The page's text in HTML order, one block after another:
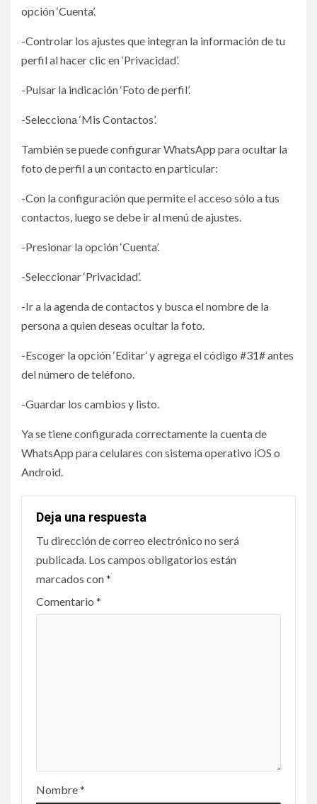
opción ‘Cuenta’.
-Controlar los ajustes que integran la información de tu
perfil al hacer clic en ‘Privacidad’.
-Pulsar la indicación ‘Foto de perfil’.
-Selecciona ‘Mis Contactos’.
También se puede configurar WhatsApp para ocultar la
foto de perfil a un contacto en particular:
-Con la configuración que permite el acceso sólo a tus
contactos, luego se debe ir al menú de ajustes.
-Presionar la opción ‘Cuenta’.
-Seleccionar ‘Privacidad’.
-Ir a la agenda de contactos y busca el nombre de la
persona a quien deseas ocultar la foto.
-Escoger la opción ‘Editar’ y agrega el código #31# antes
del número de teléfono.
-Guardar los cambios y listo.
Ya se tiene configurada correctamente la cuenta de
WhatsApp para celulares con sistema operativo iOS o
Android.
Deja una respuesta
Tu dirección de correo electrónico no será
publicada. Los campos obligatorios están
marcados con*
Comentario *
Nombre*